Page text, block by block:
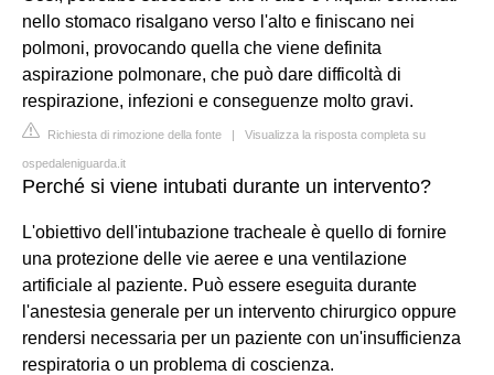
nello stomaco risalgano verso l'alto e finiscano nei
polmoni, provocando quella che viene definita
aspirazione polmonare, che può dare difficoltà di
respirazione, infezioni e conseguenze molto gravi.
Richiesta di rimozione della fonte | Visualizza la risposta completa su
ospedaleniguarda.it
Perché si viene intubati durante un intervento?
L'obiettivo dell'intubazione tracheale è quello di fornire
una protezione delle vie aeree e una ventilazione
artificiale al paziente. Può essere eseguita durante
l'anestesia generale per un intervento chirurgico oppure
rendersi necessaria per un paziente con un'insufficienza
respiratoria o un problema di coscienza.